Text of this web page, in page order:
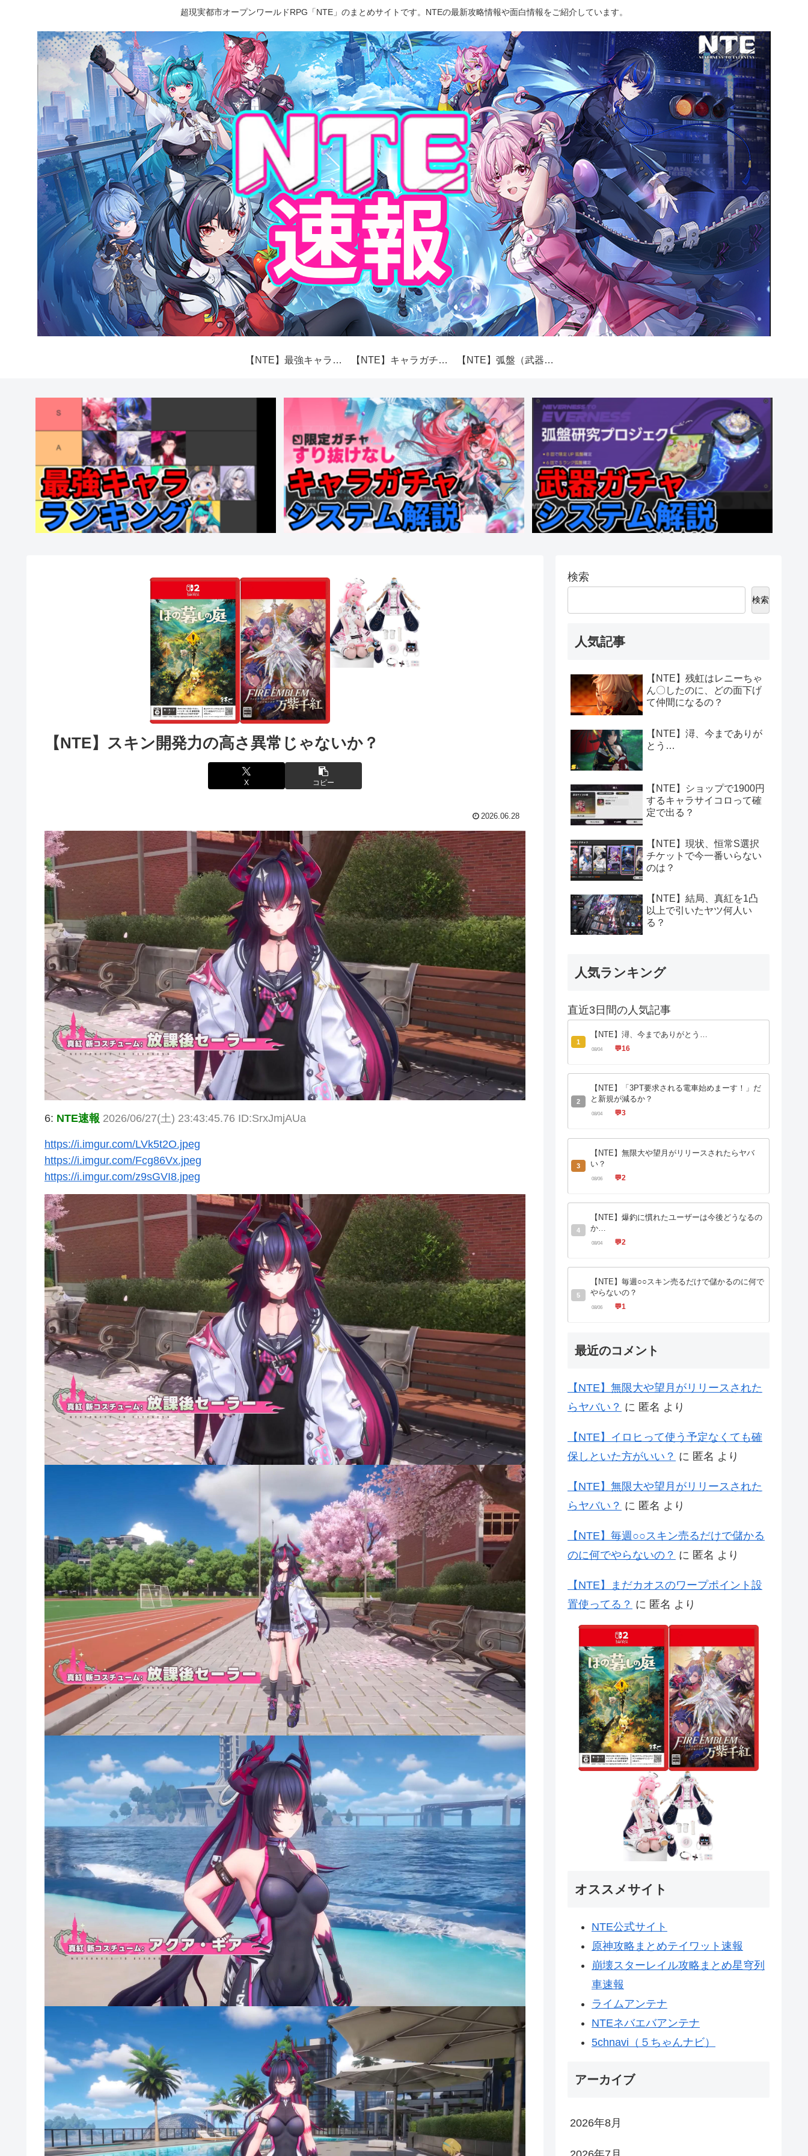
超現実都市オープンワールドRPG「NTE」のまとめサイトです。NTEの最新攻略情報や面白情報をご紹介しています。
【NTE】最強キャラランキング【性能】 【NTE】キャラガチャ（スカボロー市場）システム解説 【NTE】弧盤（武器）ガチャシステム解説
【NTE】スキン開発力の高さ異常じゃないか？
X コピー
2026.06.28
6: NTE速報 2026/06/27(土) 23:43:45.76 ID:SrxJmjAUa
https://i.imgur.com/LVk5t2O.jpeg
https://i.imgur.com/Fcg86Vx.jpeg
https://i.imgur.com/z9sGVI8.jpeg
検索
検索
人気記事
【NTE】残虹はレニーちゃ
ん〇したのに、どの面下げ
て仲間になるの？
【NTE】潯、今までありが
とう…
【NTE】ショップで1900円
するキャラサイコロって確
定で出る？
【NTE】現状、恒常S選択
チケットで今一番いらない
のは？
【NTE】結局、真紅を1凸
以上で引いたヤツ何人い
る？
人気ランキング
直近3日間の人気記事
1
【NTE】潯、今までありがとう…
08/04 💬16
2
【NTE】「3PT要求される電車始めまーす！」だ
と新規が減るか？
08/04 💬3
3
【NTE】無限大や望月がリリースされたらヤバ
い？
08/06 💬2
4
【NTE】爆釣に慣れたユーザーは今後どうなるの
か…
08/04 💬2
5
【NTE】毎週○○スキン売るだけで儲かるのに何で
やらないの？
08/06 💬1
最近のコメント
【NTE】無限大や望月がリリースされた
らヤバい？ に 匿名 より
【NTE】イロヒって使う予定なくても確
保しといた方がいい？ に 匿名 より
【NTE】無限大や望月がリリースされた
らヤバい？ に 匿名 より
【NTE】毎週○○スキン売るだけで儲かる
のに何でやらないの？ に 匿名 より
【NTE】まだカオスのワープポイント設
置使ってる？ に 匿名 より
オススメサイト
NTE公式サイト
原神攻略まとめテイワット速報
崩壊スターレイル攻略まとめ星穹列
車速報
ライムアンテナ
NTEネバエバアンテナ
5chnavi（５ちゃんナビ）
アーカイブ
2026年8月